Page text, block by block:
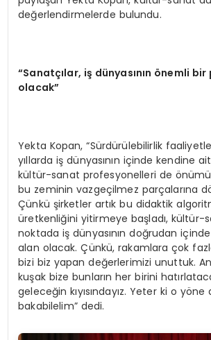
değerlendirmelerde bulundu.
“Sanatçılar, iş dünyasının önemli bir
olacak”
Yekta Kopan, “Sürdürülebilirlik
yıllarda iş dünyasının içinde kendine
kültür-sanat profesyonelleri de
bu zeminin vazgeçilmez parçalarına
Çünkü şirketler artık bu didaktik
üretkenliğini yitirmeye başladı, kültür-
noktada iş dünyasının doğrudan
alan olacak. Çünkü, rakamlara çok
bizi biz yapan değerlerimizi unuttuk.
kuşak bize bunların her birini
geleceğin kıyısındayız. Yeter ki o yöne
bakabilelim” dedi.